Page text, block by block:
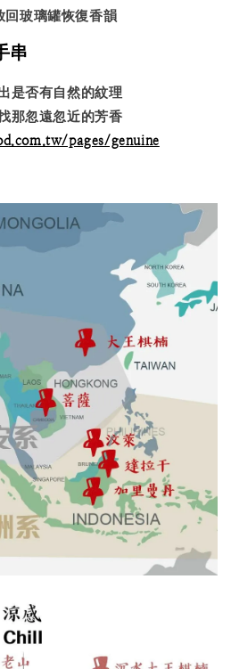
回玻璃罐恢復香韻
串
是否有自然的紋理
那忽遠忽近的芳香
pages/genuine